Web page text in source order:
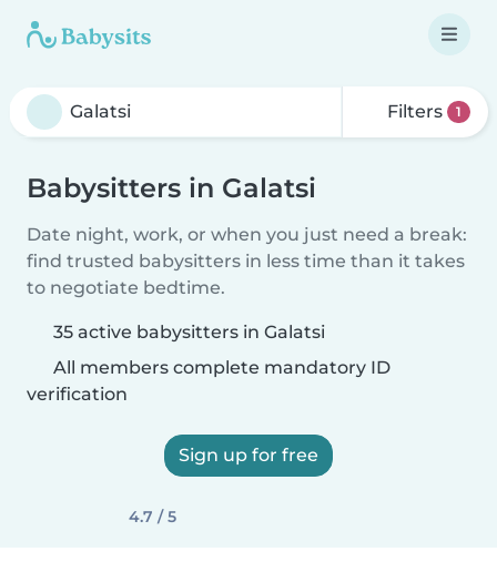
Filters 1
Babysitters in Galatsi
Date night, work, or when you just need a break:
find trusted babysitters in less time than it takes
to negotiate bedtime.
35 active babysitters in Galatsi
All members complete mandatory ID
verification
Sign up for free
4.7 / 5